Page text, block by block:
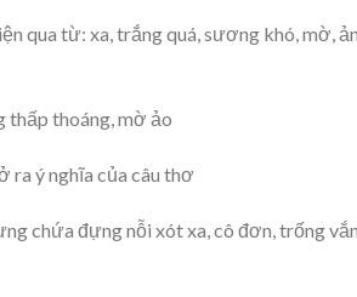
qua từ: xa, trắng quá, sương khó, mờ,
thấp thoáng, mờ ảo
ra ý nghĩa của câu thơ
chứa đựng nỗi xót xa, cô đơn, trống